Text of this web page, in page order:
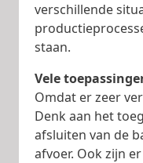
verschillende
staan.
Vele
Omdat er zeer
Denk aan het
afsluiten van de
afvoer. Ook zijn